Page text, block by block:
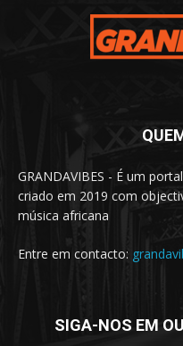
GRANDAVIBES - É um
criado em 2019 com
música africana
Entre em contacto:
SIGA-NOS EM